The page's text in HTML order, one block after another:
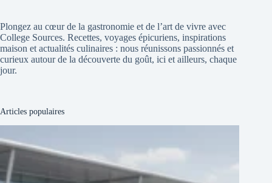
Plongez au cœur de la gastronomie et de l’art de vivre avec
College Sources. Recettes, voyages épicuriens, inspirations
maison et actualités culinaires : nous réunissons passionnés et
curieux autour de la découverte du goût, ici et ailleurs, chaque
jour.
Articles populaires